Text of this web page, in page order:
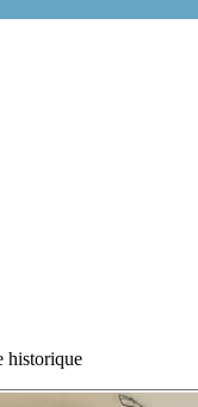
historique